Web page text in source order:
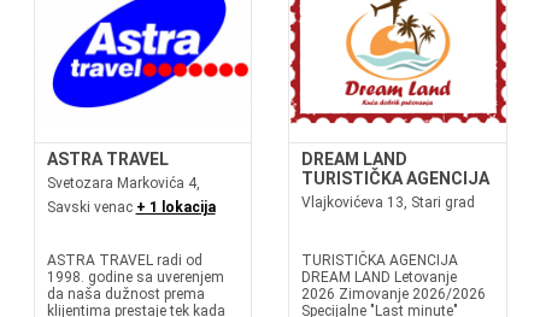
ASTRA TRAVEL
Svetozara Markovića 4,
Savski venac + 1 lokacija
ASTRA TRAVEL radi od
1998. godine sa uverenjem
da naša dužnost prema
klijentima prestaje tek kada
DREAM LAND
TURISTIČKA AGENCIJA
Vlajkovićeva 13, Stari grad
TURISTIČKA AGENCIJA
DREAM LAND Letovanje
2026 Zimovanje 2026/2026
Specijalne "Last minute"